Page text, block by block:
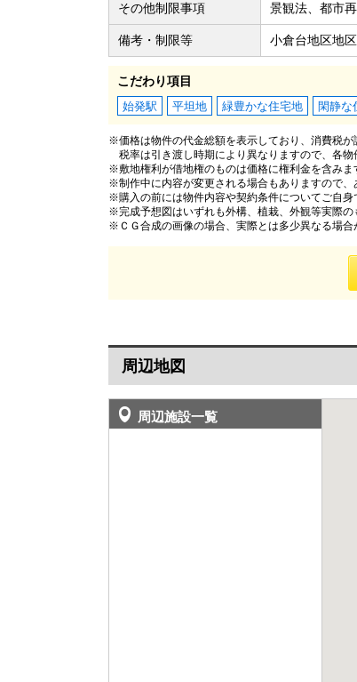
その他制限事項 景観法、都市
備考・制限等 小倉台地区地
こだわり項目
始発駅 平坦地 緑豊かな住宅地 閑静な
※価格は物件の代金総額を表示しており、消費税が
税率は引き渡し時期により異なりますので、各
※敷地権利が借地権のものは価格に権利金を含みま
※制作中に内容が変更される場合もありますので、
※購入の前には物件内容や契約条件についてご自身
※完成予想図はいずれも外構、植栽、外観等実際の
※ＣＧ合成の画像の場合、実際とは多少異なる場合
周辺地図
周辺施設一覧